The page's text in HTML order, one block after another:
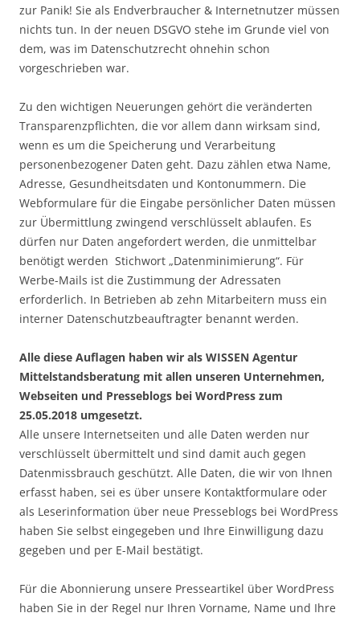
zur Panik! Sie als Endverbraucher & Internetnutzer müssen
nichts tun. In der neuen DSGVO stehe im Grunde viel von
dem, was im Datenschutzrecht ohnehin schon
vorgeschrieben war.
Zu den wichtigen Neuerungen gehört die veränderten
Transparenzpflichten, die vor allem dann wirksam sind,
wenn es um die Speicherung und Verarbeitung
personenbezogener Daten geht. Dazu zählen etwa Name,
Adresse, Gesundheitsdaten und Kontonummern. Die
Webformulare für die Eingabe persönlicher Daten müssen
zur Übermittlung zwingend verschlüsselt ablaufen. Es
dürfen nur Daten angefordert werden, die unmittelbar
benötigt werden ­ Stichwort „Datenminimierung“. Für
Werbe-Mails ist die Zustimmung der Adressaten
erforderlich. In Betrieben ab zehn Mitarbeitern muss ein
interner Datenschutzbeauftragter benannt werden.
Alle diese Auflagen haben wir als WISSEN Agentur
Mittelstandsberatung mit allen unseren Unternehmen,
Webseiten und Presseblogs bei WordPress zum
25.05.2018 umgesetzt.
Alle unsere Internetseiten und alle Daten werden nur
verschlüsselt übermittelt und sind damit auch gegen
Datenmissbrauch geschützt. Alle Daten, die wir von Ihnen
erfasst haben, sei es über unsere Kontaktformulare oder
als Leserinformation über neue Presseblogs bei WordPress
haben Sie selbst eingegeben und Ihre Einwilligung dazu
gegeben und per E-Mail bestätigt.
Für die Abonnierung unsere Presseartikel über WordPress
haben Sie in der Regel nur Ihren Vorname, Name und Ihre